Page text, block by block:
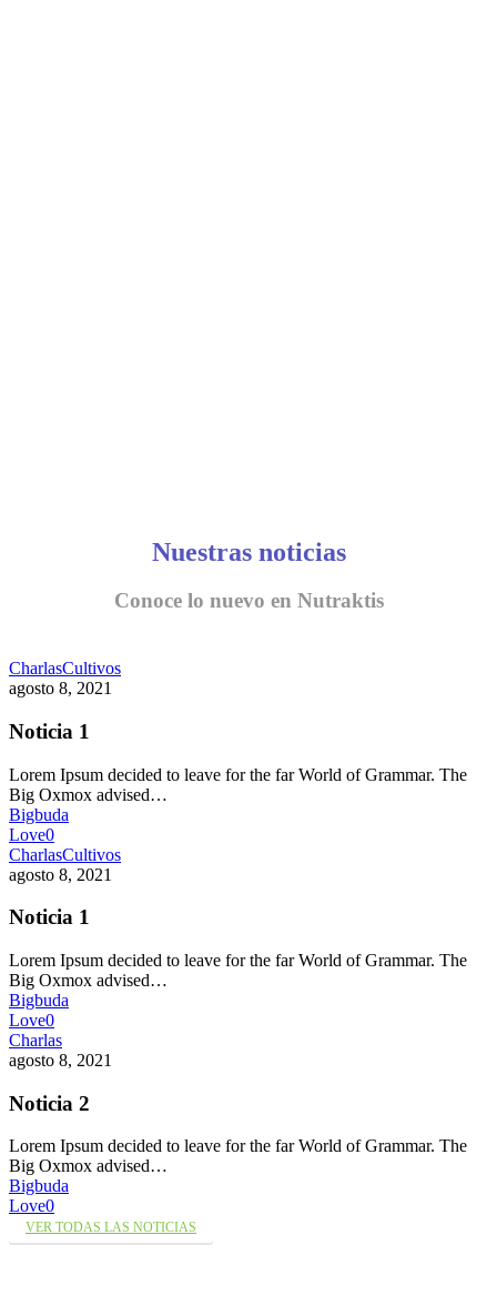
Nuestras noticias
Conoce lo nuevo en Nutraktis
CharlasCultivos
agosto 8, 2021
Noticia 1
Lorem Ipsum decided to leave for the far World of Grammar. The
Big Oxmox advised…
Bigbuda
Love0
CharlasCultivos
agosto 8, 2021
Noticia 1
Lorem Ipsum decided to leave for the far World of Grammar. The
Big Oxmox advised…
Bigbuda
Love0
Charlas
agosto 8, 2021
Noticia 2
Lorem Ipsum decided to leave for the far World of Grammar. The
Big Oxmox advised…
Bigbuda
Love0
VER TODAS LAS NOTICIAS